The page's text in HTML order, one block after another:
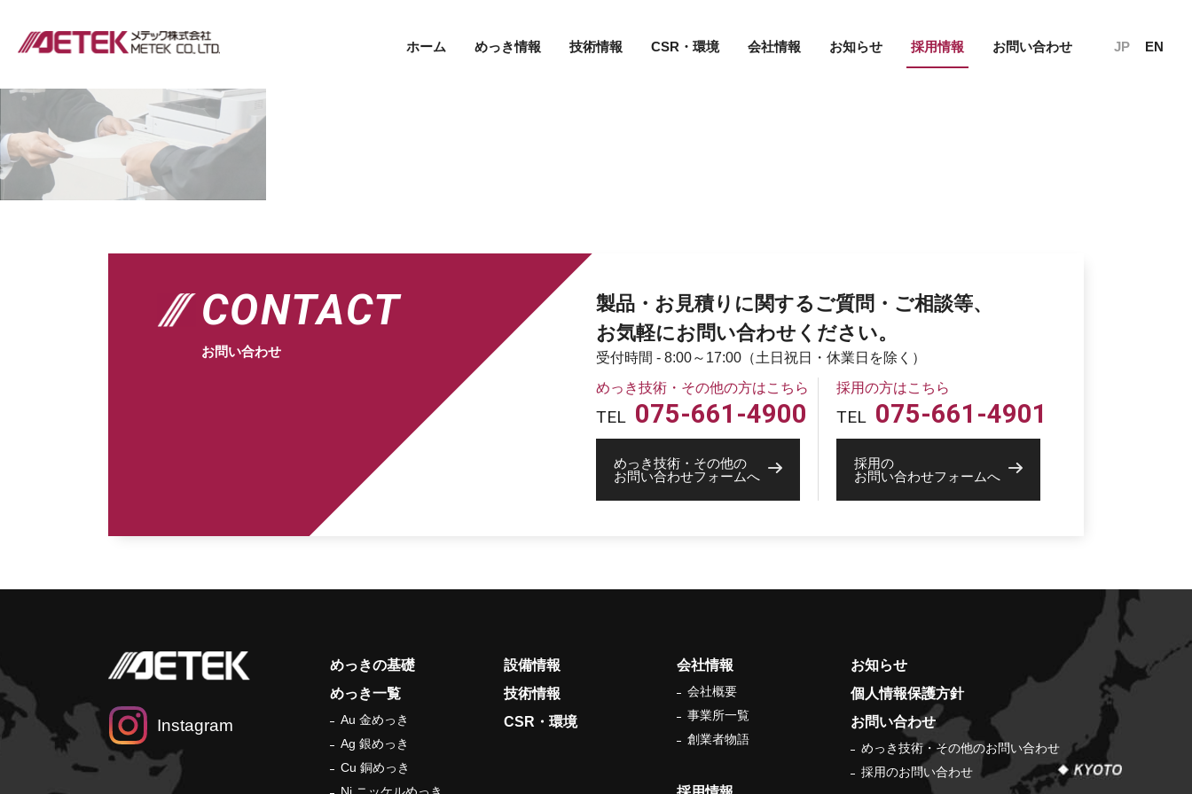
ホーム めっき情報 技術情報 CSR・環境 会社情報 お知らせ 採用情報 お問い合わせ JP EN
CONTACT
お問い合わせ
製品・お見積りに関するご質問・ご相談等、
お気軽にお問い合わせください。
受付時間 - 8:00～17:00（土日祝日・休業日を除く）
めっき技術・その他の方はこちら
TEL 075-661-4900
めっき技術・その他の
お問い合わせフォームへ
採用の方はこちら
TEL 075-661-4901
採用の
お問い合わせフォームへ
Instagram
めっきの基礎
めっき一覧
Au 金めっき
Ag 銀めっき
Cu 銅めっき
設備情報
技術情報
CSR・環境
会社情報
会社概要
事業所一覧
創業者物語
お知らせ
個人情報保護方針
お問い合わせ
めっき技術・その他のお問い合わせ
採用のお問い合わせ